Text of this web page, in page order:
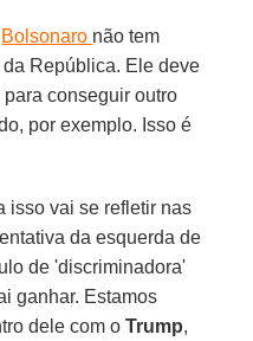
Bolsonaro não tem
República. Ele deve
conseguir outro
por exemplo. Isso é
isso vai se refletir nas
da esquerda de
de 'discriminadora'
ganhar. Estamos
dele com oTrump,